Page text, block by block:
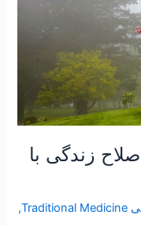
تفکر ۱۹ ” اصلاح زندگی با
,